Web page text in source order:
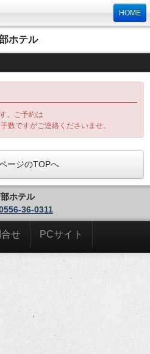
HOME
ホテル
。ご予約は
数ですがご連絡くださいませ。
ージのTOPへ
ホテル
36-0311
せ PCサイト